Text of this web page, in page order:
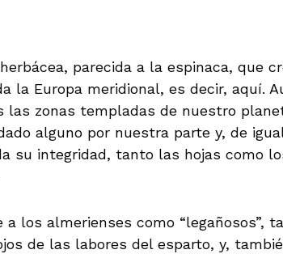
parecida a la espinaca, que
la Europa meridional, es decir, aquí.
las zonas templadas de nuestro
alguno por nuestra parte y, de
su integridad, tanto las hojas como
a los almerienses como “legañosos”,
de las labores del esparto, y,